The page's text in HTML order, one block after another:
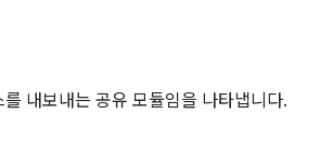
내보내는 공유 모듈임을 나타냅니다.